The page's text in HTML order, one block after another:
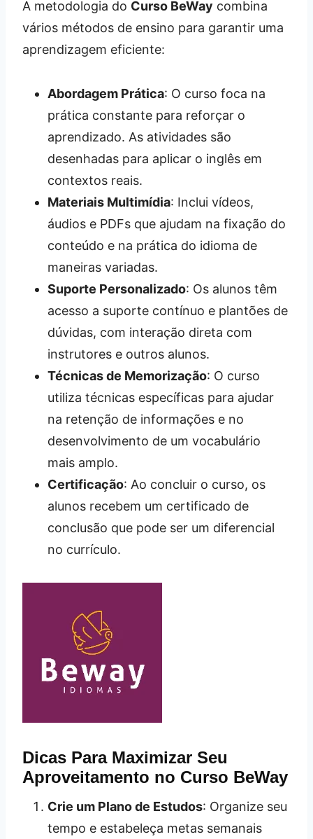
A metodologia do Curso BeWay combina
vários métodos de ensino para garantir uma
aprendizagem eficiente:
Abordagem Prática: O curso foca na
prática constante para reforçar o
aprendizado. As atividades são
desenhadas para aplicar o inglês em
contextos reais.
Materiais Multimídia: Inclui vídeos,
áudios e PDFs que ajudam na fixação do
conteúdo e na prática do idioma de
maneiras variadas.
Suporte Personalizado: Os alunos têm
acesso a suporte contínuo e plantões de
dúvidas, com interação direta com
instrutores e outros alunos.
Técnicas de Memorização: O curso
utiliza técnicas específicas para ajudar
na retenção de informações e no
desenvolvimento de um vocabulário
mais amplo.
Certificação: Ao concluir o curso, os
alunos recebem um certificado de
conclusão que pode ser um diferencial
no currículo.
Dicas Para Maximizar Seu
Aproveitamento no Curso BeWay
Crie um Plano de Estudos: Organize seu
tempo e estabeleça metas semanais